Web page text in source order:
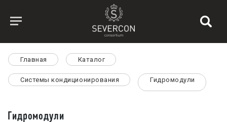
Главная Каталог
Системы кондиционирования Гидромодули
Гидромодули